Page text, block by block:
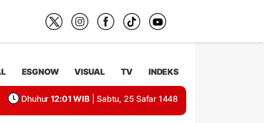
ESGNOW VISUAL TV INDEKS
Dhuhur 12:01 WIB | Sabtu, 25 Safar 1448